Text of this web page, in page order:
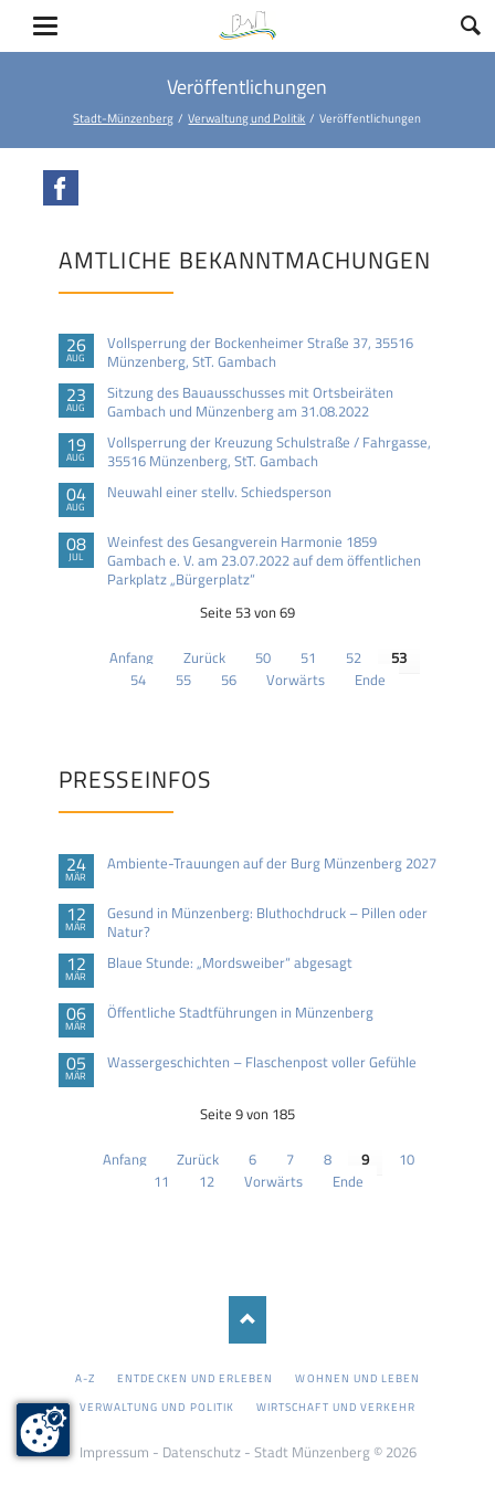
Veröffentlichungen
Stadt-Münzenberg Verwaltung und Politik Veröffentlichungen
AMTLICHE BEKANNTMACHUNGEN
26
AUG
Vollsperrung der Bockenheimer Straße 37, 35516
Münzenberg, StT. Gambach
23
AUG
Sitzung des Bauausschusses mit Ortsbeiräten
Gambach und Münzenberg am 31.08.2022
19
AUG
Vollsperrung der Kreuzung Schulstraße / Fahrgasse,
35516 Münzenberg, StT. Gambach
04
AUG
Neuwahl einer stellv. Schiedsperson
08
JUL
Weinfest des Gesangverein Harmonie 1859
Gambach e. V. am 23.07.2022 auf dem öffentlichen
Parkplatz „Bürgerplatz“
Seite 53 von 69
Anfang Zurück 50 51 52
53
54
55 56 Vorwärts Ende
PRESSEINFOS
24
MÄR
Ambiente-Trauungen auf der Burg Münzenberg 2027
12
MÄR
Gesund in Münzenberg: Bluthochdruck – Pillen oder
Natur?
12
MÄR
Blaue Stunde: „Mordsweiber“ abgesagt
06
MÄR
Öffentliche Stadtführungen in Münzenberg
05
MÄR
Wassergeschichten – Flaschenpost voller Gefühle
Seite 9 von 185
Anfang Zurück 6 7 8 9
10
11
12 Vorwärts Ende
NAVIGATION
A-Z ENTDECKEN UND ERLEBEN
WOHNEN UND LEBEN
VERWALTUNG UND POLITIK
WIRTSCHAFT UND VERKEHR
Impressum - Datenschutz- Stadt Münzenberg © 2026